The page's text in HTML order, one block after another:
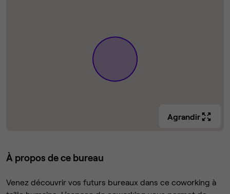
Agrandir
À propos de ce bureau
Venez découvrir vos futurs bureaux dans ce coworking à